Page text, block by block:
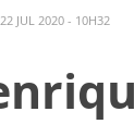
JUL 2020 - 10H32